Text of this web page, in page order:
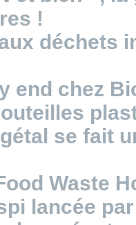
!
déchets
end chez
se fait
Waste
lancée